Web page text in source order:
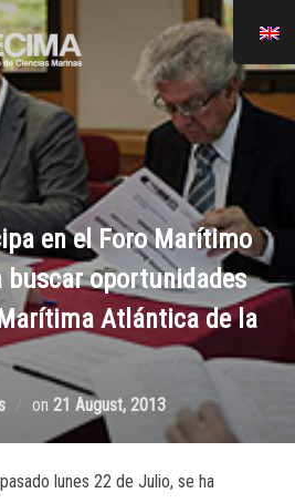
en el Foro Marítimo
buscar oportunidades
Atlántica de la
on 21 August, 2013
lunes 22 de Julio, se ha